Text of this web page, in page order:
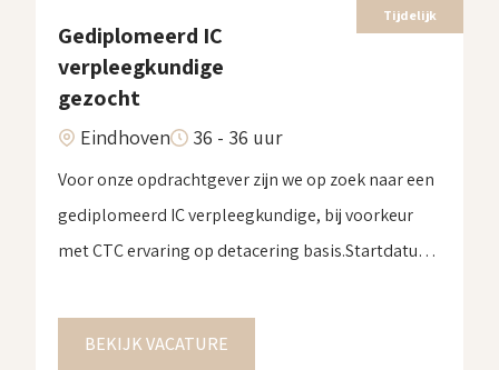
Tijdelijk
Gediplomeerd IC
verpleegkundige
gezocht
Eindhoven 36 - 36 uur
Voor onze opdrachtgever zijn we op zoek naar een
gediplomeerd IC verpleegkundige, bij voorkeur
met CTC ervaring op detacering basis.Startdatum
detacering is in de omgeving van Eindhoven. Voor
meer informatie over deze vacature, stuur ons een
BEKIJK VACATURE